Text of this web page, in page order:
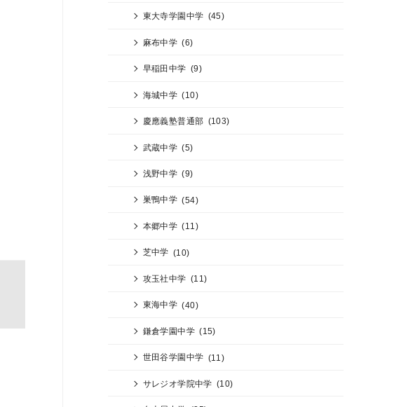
東大寺学園中学 (45)
麻布中学 (6)
早稲田中学 (9)
海城中学 (10)
慶應義塾普通部 (103)
武蔵中学 (5)
浅野中学 (9)
巣鴨中学 (54)
本郷中学 (11)
芝中学 (10)
攻玉社中学 (11)
東海中学 (40)
鎌倉学園中学 (15)
世田谷学園中学 (11)
サレジオ学院中学 (10)